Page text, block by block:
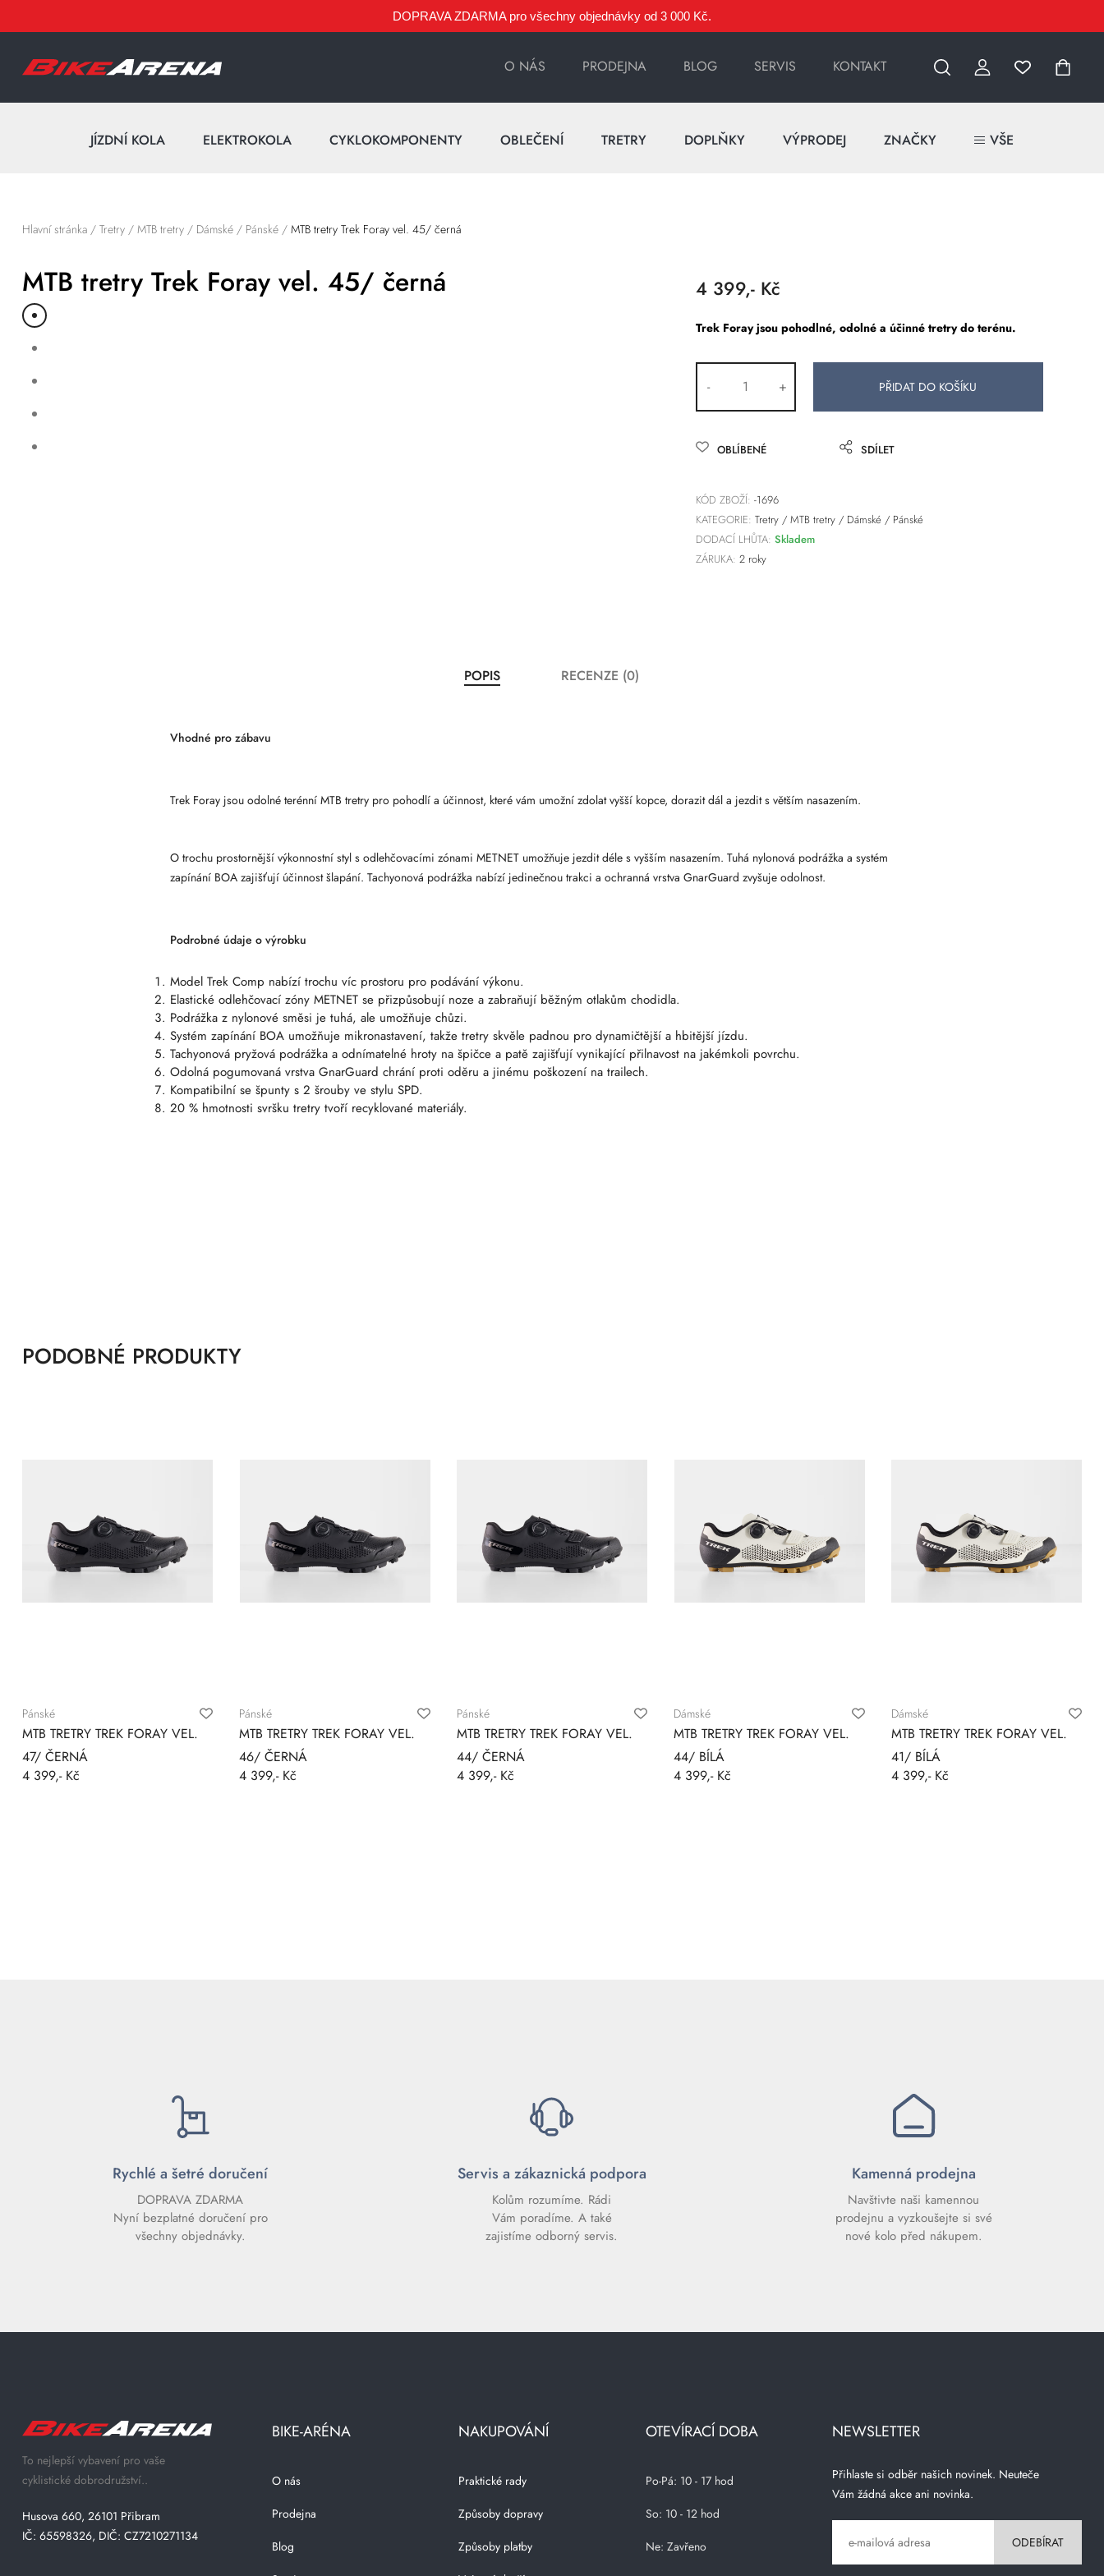
DOPRAVA ZDARMA pro všechny objednávky od 3 000 Kč.
O NÁS PRODEJNA BLOG SERVIS KONTAKT
JÍZDNÍ KOLA ELEKTROKOLA CYKLOKOMPONENTY OBLEČENÍ TRETRY DOPLŇKY VÝPRODEJ ZNAČKY VŠE
Hlavní stránka/ Tretry/ MTB tretry/ Dámské/ Pánské/ MTB tretry Trek Foray vel. 45/ černá
MTB tretry Trek Foray vel. 45/ černá 4 399,- Kč
Trek Foray jsou pohodlné, odolné a účinné tretry do terénu.
- +
OBLÍBENÉ SDÍLET
KÓD ZBOŽÍ: -1696
KATEGORIE: Tretry/ MTB tretry/ Dámské / Pánské
DODACÍ LHŮTA: Skladem
ZÁRUKA: 2 roky
POPIS RECENZE (0)
Vhodné pro zábavu
Trek Foray jsou odolné terénní MTB tretry pro pohodlí a účinnost, které vám umožní zdolat vyšší kopce, dorazit dál a jezdit s větším nasazením.
O trochu prostornější výkonnostní styl s odlehčovacími zónami METNET umožňuje jezdit déle s vyšším nasazením. Tuhá nylonová podrážka a systém
zapínání BOA zajišťují účinnost šlapání. Tachyonová podrážka nabízí jedinečnou trakci a ochranná vrstva GnarGuard zvyšuje odolnost.
Podrobné údaje o výrobku
Model Trek Comp nabízí trochu víc prostoru pro podávání výkonu.
Elastické odlehčovací zóny METNET se přizpůsobují noze a zabraňují běžným otlakům chodidla.
Podrážka z nylonové směsi je tuhá, ale umožňuje chůzi.
Systém zapínání BOA umožňuje mikronastavení, takže tretry skvěle padnou pro dynamičtější a hbitější jízdu.
Tachyonová pryžová podrážka a odnímatelné hroty na špičce a patě zajišťují vynikající přilnavost na jakémkoli povrchu.
Odolná pogumovaná vrstva GnarGuard chrání proti oděru a jinému poškození na trailech.
Kompatibilní se špunty s 2 šrouby ve stylu SPD.
20 % hmotnosti svršku tretry tvoří recyklované materiály.
PODOBNÉ PRODUKTY
Pánské
MTB TRETRY TREK FORAY VEL.
47/ ČERNÁ
4 399,- Kč
Pánské
MTB TRETRY TREK FORAY VEL.
46/ ČERNÁ
4 399,- Kč
Pánské
MTB TRETRY TREK FORAY VEL.
44/ ČERNÁ
4 399,- Kč
Dámské
MTB TRETRY TREK FORAY VEL.
44/ BÍLÁ
4 399,- Kč
Dámské
MTB TRETRY TREK FORAY VEL.
41/ BÍLÁ
4 399,- Kč
Rychlé a šetré doručení
DOPRAVA ZDARMA
Nyní bezplatné doručení pro
všechny objednávky.
Servis a zákaznická podpora
Kolům rozumíme. Rádi
Vám poradíme. A také
zajistíme odborný servis.
Kamenná prodejna
Navštivte naši kamennou
prodejnu a vyzkoušejte si své
nové kolo před nákupem.
To nejlepší vybavení pro vaše
cyklistické dobrodružství..
Husova 660, 26101 Přibram
IČ: 65598326, DIČ: CZ7210271134
BIKE-ARÉNA
O nás
Prodejna
Blog
NAKUPOVÁNÍ
Praktické rady
Způsoby dopravy
Způsoby platby
OTEVÍRACÍ DOBA
Po-Pá: 10 - 17 hod
So: 10 - 12 hod
Ne: Zavřeno
NEWSLETTER
Přihlaste si odběr našich novinek. Neuteče
Vám žádná akce ani novinka.